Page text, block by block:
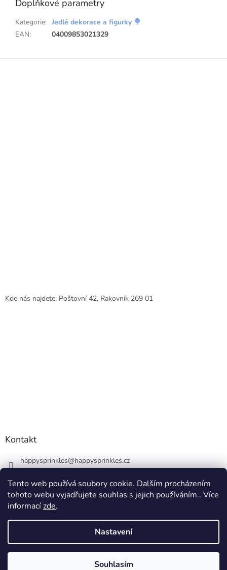
Tento web používá soubory cookie. Dalším procházením
tohoto webu vyjadřujete souhlas s jejich používáním.. Více
informacízde.
Nastavení
Souhlasím
Doplňkové parametry
Kategorie: Jedlé dekorace a figurky 🍭
EAN: 04009853021329
Z
Kde nás najdete: Poštovní 42, Rakovník 269 01
Kontakt
happysprinkles@happysprinkles.cz
Vytvořil Shoptet
happysprinkles.cz 🧁. Všechna práva vyhrazena.